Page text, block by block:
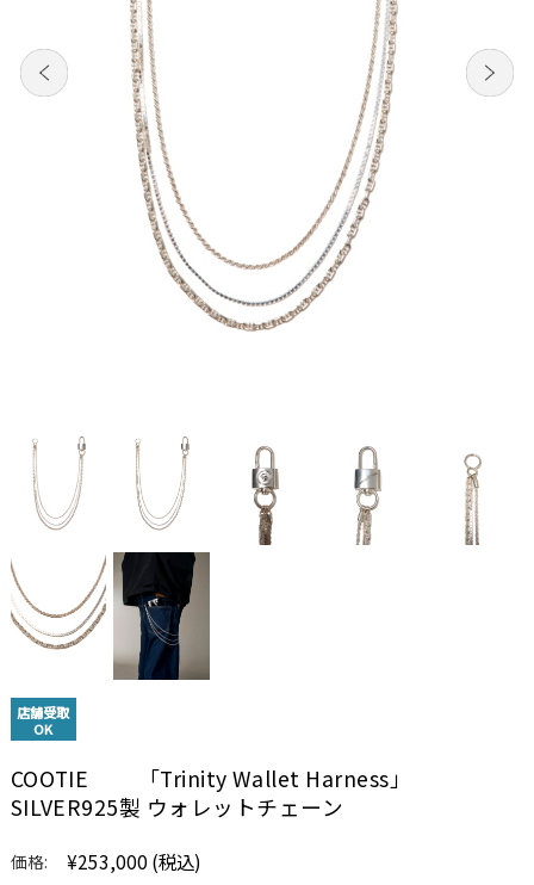
店舗受取
OK
COOTIE 「Trinity Wallet Harness」
SILVER925製 ウォレットチェーン
価格: ¥253,000 (税込)